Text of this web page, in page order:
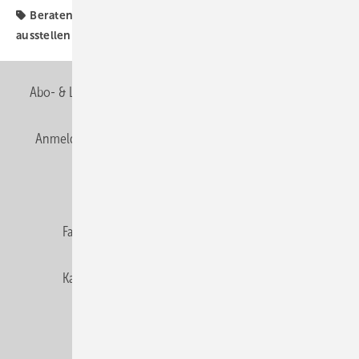
Beraten & Verkaufen
ausstellen verkaufen
Abo- & Leserservice
Anmelden
Fachbeiträge
Karriere bei Gentner